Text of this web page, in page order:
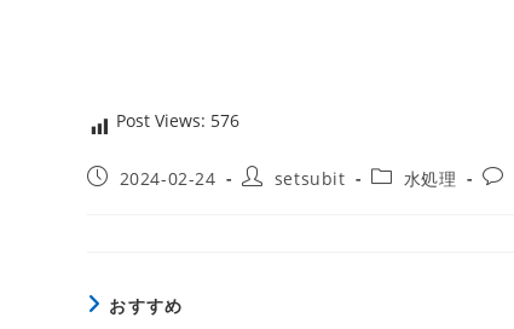
Post Views: 576
投
2024-02-24
投
setsubit
投
水処理
投
おすすめ